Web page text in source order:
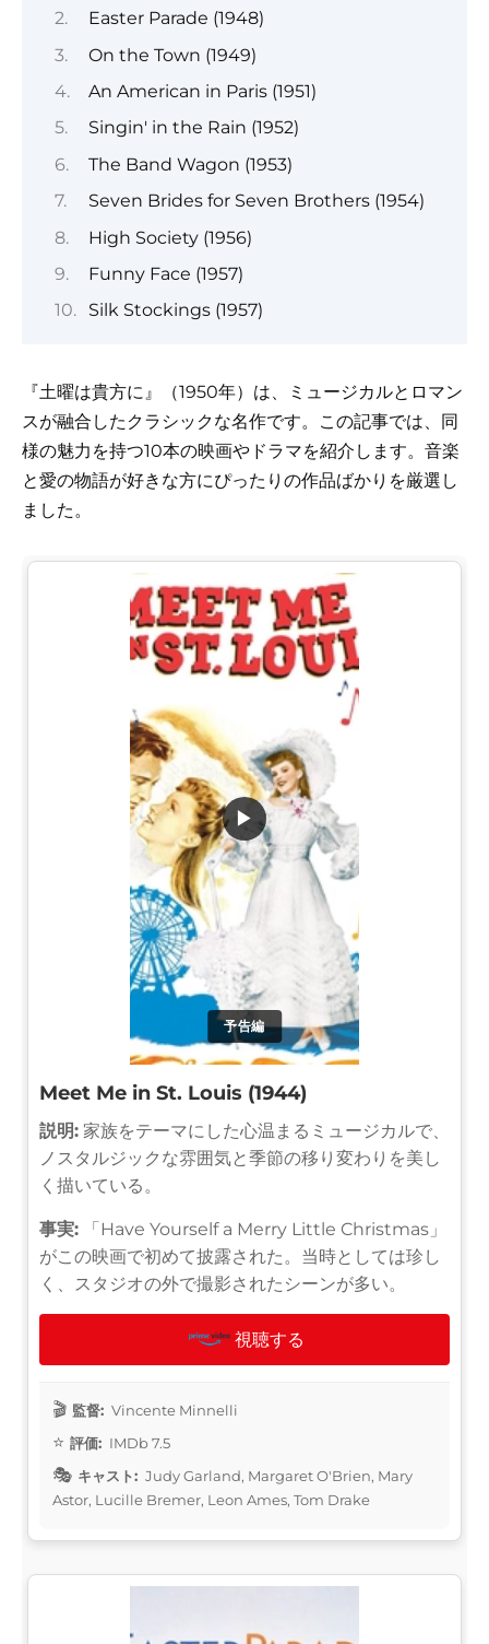
Easter Parade (1948)
On the Town (1949)
An American in Paris (1951)
Singin' in the Rain (1952)
The Band Wagon (1953)
Seven Brides for Seven Brothers (1954)
High Society (1956)
Funny Face (1957)
Silk Stockings (1957)
『土曜は貴方に』（1950年）は、ミュージカルとロマン
スが融合したクラシックな名作です。この記事では、同
様の魅力を持つ10本の映画やドラマを紹介します。音楽
と愛の物語が好きな方にぴったりの作品ばかりを厳選し
ました。
予告編
▶
Meet Me in St. Louis (1944)
説明: 家族をテーマにした心温まるミュージカルで、
ノスタルジックな雰囲気と季節の移り変わりを美し
く描いている。
事実: 「Have Yourself a Merry Little Christmas」
がこの映画で初めて披露された。当時としては珍し
く、スタジオの外で撮影されたシーンが多い。
視聴する
監督: Vincente Minnelli
評価: IMDb 7.5
キャスト: Judy Garland, Margaret O'Brien, Mary
Astor, Lucille Bremer, Leon Ames, Tom Drake